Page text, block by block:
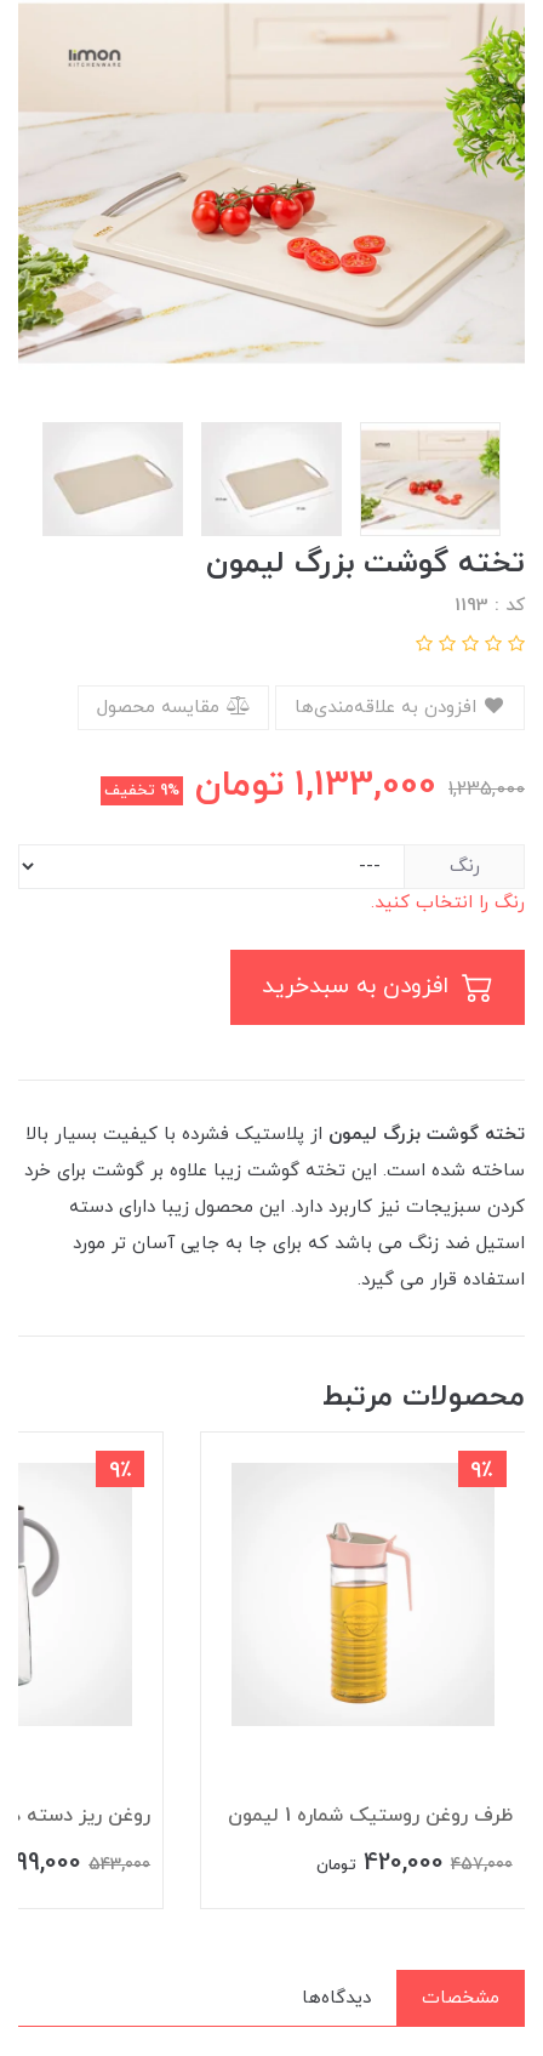
تخته گوشت بزرگ لیمون
کد : 1193
مقایسه محصول
1,235,000
1,133,000 تومان 9% تخفیف
رنگ
رنگ را انتخاب کنید.
تخته گوشت بزرگ لیمون از پلاستیک فشرده با کیفیت بسیار بالا
ساخته شده است. این تخته گوشت زیبا علاوه بر گوشت برای خرد
کردن سبزیجات نیز کاربرد دارد. این محصول زیبا دارای دسته
استیل ضد زنگ می باشد که برای جا به جایی آسان تر مورد
استفاده قرار می گیرد.
محصولات مرتبط
9٪
ظرف روغن روستیک شماره 1 لیمون
457,000
420,000 تومان
9٪
روغن ریز دسته
543,000
499,000
مشخصات دیدگاه‌ها